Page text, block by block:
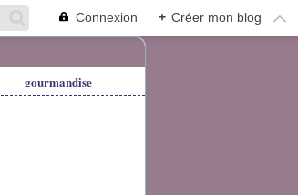
Connexion + Créer mon blog
gourmandise